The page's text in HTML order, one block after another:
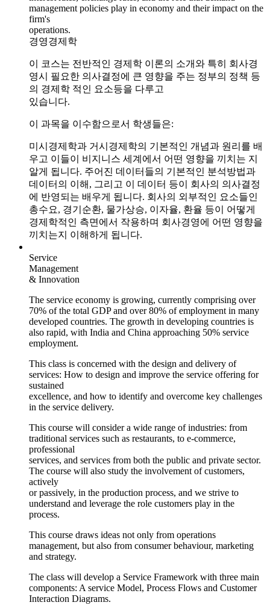
management policies play in economy and their impact on the
firm's
operations.
경영경제학
이 코스는 전반적인 경제학 이론의 소개와 특히 회사경
영시 필요한 의사결정에 큰 영향을 주는 정부의 정책 등
의 경제학 적인 요소등을 다루고
있습니다.
이 과목을 이수함으로서 학생들은:
미시경제학과 거시경제학의 기본적인 개념과 원리를 배
우고 이들이 비지니스 세계에서 어떤 영향을 끼치는 지
알게 됩니다. 주어진 데이터들의 기본적인 분석방법과
데이터의 이해, 그리고 이 데이터 등이 회사의 의사결정
에 반영되는 배우게 됩니다. 회사의 외부적인 요소들인
총수요, 경기순환, 물가상승, 이자율, 환율 등이 어떻게
경제학적인 측면에서 작용하며 회사경영에 어떤 영향을
끼치는지 이해하게 됩니다.
Service
Management
& Innovation
The service economy is growing, currently comprising over
70% of the total GDP and over 80% of employment in many
developed countries. The growth in developing countries is
also rapid, with India and China approaching 50% service
employment.
This class is concerned with the design and delivery of
services: How to design and improve the service offering for
sustained
excellence, and how to identify and overcome key challenges
in the service delivery.
This course will consider a wide range of industries: from
traditional services such as restaurants, to e-commerce,
professional
services, and services from both the public and private sector.
The course will also study the involvement of customers,
actively
or passively, in the production process, and we strive to
understand and leverage the role customers play in the
process.
This course draws ideas not only from operations
management, but also from consumer behaviour, marketing
and strategy.
The class will develop a Service Framework with three main
components: A service Model, Process Flows and Customer
Interaction Diagrams.